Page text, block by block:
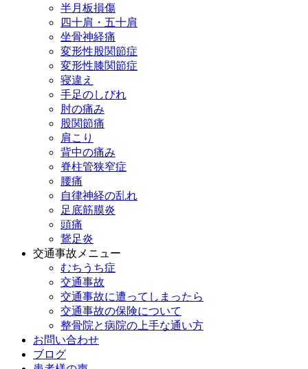
半月板損傷
四十肩・五十肩
坐骨神経痛
変形性股関節症
変形性膝関節症
寝違え
手足のしびれ
肘の痛み
股関節痛
肩こり
背中の痛み
脊柱管狭窄症
腰痛
自律神経の乱れ
足底筋膜炎
頭痛
鵞足炎
交通事故メニュー
むちうち症
交通事故
交通事故に遭ってしまったら
交通事故の保険について
整骨院と病院の上手な通い方
お問い合わせ
ブログ